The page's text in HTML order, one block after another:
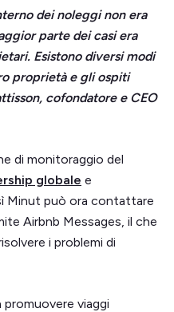
dei noleggi non era
parte dei casi era
Esistono diversi modi
proprietà e gli ospiti
cofondatore e CEO
di monitoraggio del
globale e
Minut può ora contattare
Airbnb Messages, il che
i problemi di
promuovere viaggi